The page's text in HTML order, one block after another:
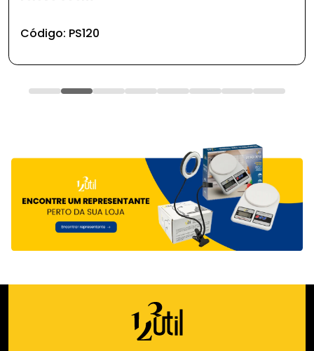
Código: PS120